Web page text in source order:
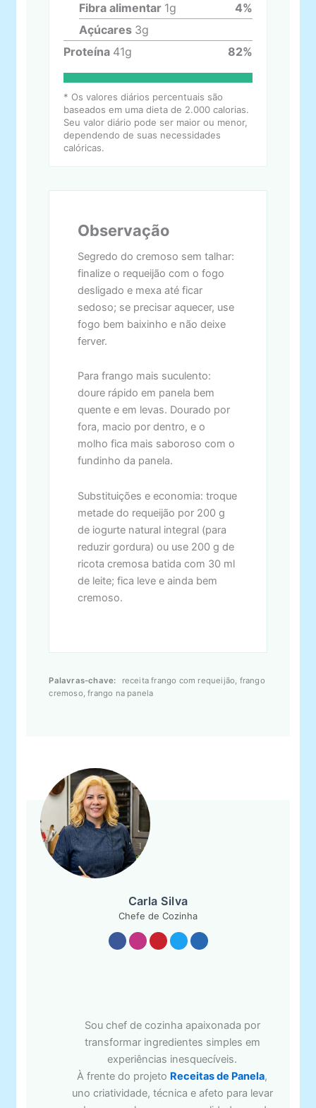
Fibra alimentar 1g 4%
Açúcares 3g
Proteína 41g 82%
* Os valores diários percentuais são
baseados em uma dieta de 2.000 calorias.
Seu valor diário pode ser maior ou menor,
dependendo de suas necessidades
calóricas.
Observação
Segredo do cremoso sem talhar:
finalize o requeijão com o fogo
desligado e mexa até ficar
sedoso; se precisar aquecer, use
fogo bem baixinho e não deixe
ferver.
Para frango mais suculento:
doure rápido em panela bem
quente e em levas. Dourado por
fora, macio por dentro, e o
molho fica mais saboroso com o
fundinho da panela.
Substituições e economia: troque
metade do requeijão por 200 g
de iogurte natural integral (para
reduzir gordura) ou use 200 g de
ricota cremosa batida com 30 ml
de leite; fica leve e ainda bem
cremoso.
Palavras-chave:
receita frango com requeijão, frango
cremoso, frango na panela
Carla Silva
Chefe de Cozinha
Sou chef de cozinha apaixonada por
transformar ingredientes simples em
experiências inesquecíveis.
À frente do projeto Receitas de Panela,
uno criatividade, técnica e afeto para levar